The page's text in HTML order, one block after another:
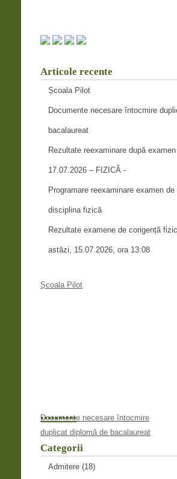
Articole recente
Școala Pilot
Documente necesare întocmire
bacalaureat
Rezultate reexaminare după
17.07.2026 – FIZICĂ -
Programare reexaminare examen
disciplina fizică
Rezultate examene de corigență
astăzi, 15.07.2026, ora 13:08
Școala Pilot
Documente necesare întocmire
duplicat diplomă de bacalaureat
••••••••••
Categorii
Admitere (18)